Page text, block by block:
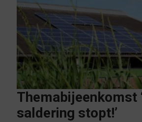
Themabijeenkomst
saldering stopt!’